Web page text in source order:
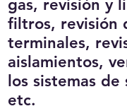
gas, revisión y
filtros, revisión
terminales,
aislamientos,
los sistemas de
etc.